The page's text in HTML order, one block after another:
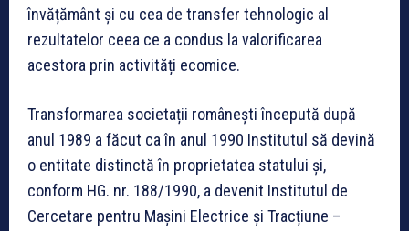
învățământ și cu cea de transfer tehnologic al
rezultatelor ceea ce a condus la valorificarea
acestora prin activități ecomice.
Transformarea societații românești începută după
anul 1989 a făcut ca în anul 1990 Institutul să devină
o entitate distinctă în proprietatea statului și,
conform HG. nr. 188/1990, a devenit Institutul de
Cercetare pentru Mașini Electrice și Tracțiune –